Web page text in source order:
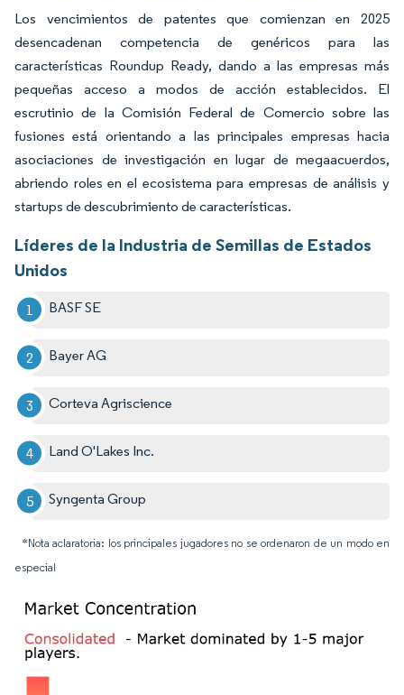
Los vencimientos de patentes que comienzan en 2025
desencadenan competencia de genéricos para las
características Roundup Ready, dando a las empresas más
pequeñas acceso a modos de acción establecidos. El
escrutinio de la Comisión Federal de Comercio sobre las
fusiones está orientando a las principales empresas hacia
asociaciones de investigación en lugar de megaacuerdos,
abriendo roles en el ecosistema para empresas de análisis y
startups de descubrimiento de características.
Líderes de la Industria de Semillas de Estados
Unidos
BASF SE
Bayer AG
Corteva Agriscience
Land O'Lakes Inc.
Syngenta Group
*Nota aclaratoria: los principales jugadores no se ordenaron de un modo en
especial